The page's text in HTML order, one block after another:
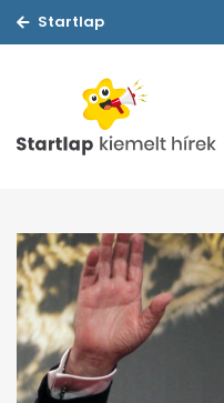
Startlap